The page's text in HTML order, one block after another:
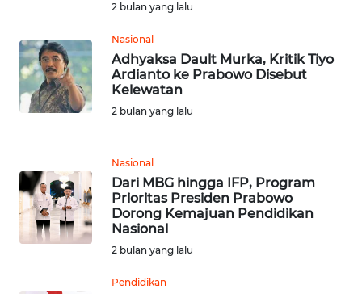
2 bulan yang lalu
Nasional
Adhyaksa Dault Murka, Kritik Tiyo
Ardianto ke Prabowo Disebut
Kelewatan
2 bulan yang lalu
Nasional
Dari MBG hingga IFP, Program
Prioritas Presiden Prabowo
Dorong Kemajuan Pendidikan
Nasional
2 bulan yang lalu
Pendidikan
WN
PADANG
LAWAS
WN
WN
CIANJUR
WN